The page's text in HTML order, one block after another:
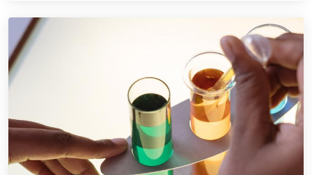
Immagine